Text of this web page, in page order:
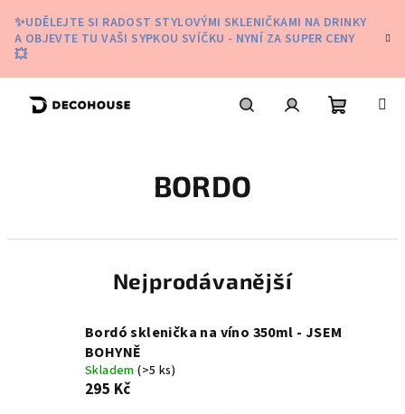
obsah
✨UDĚLEJTE SI RADOST STYLOVÝMI SKLENIČKAMI NA DRINKY
A OBJEVTE TU VAŠI SYPKOU SVÍČKU - NYNÍ ZA SUPER CENY
💥
BORDO
Nejprodávanější
Bordó sklenička na víno 350ml - JSEM
BOHYNĚ
Skladem(>5 ks)
295 Kč